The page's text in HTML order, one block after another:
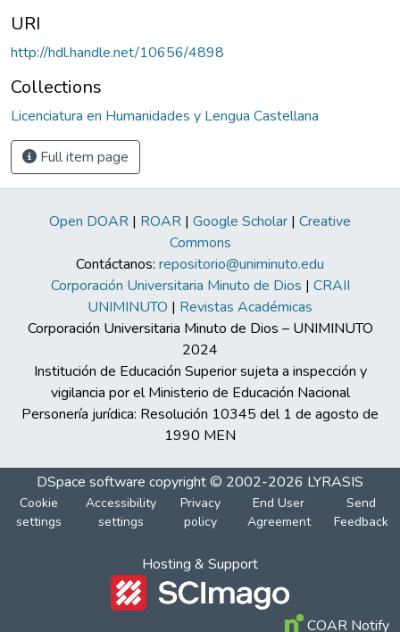
URI
http://hdl.handle.net/10656/4898
Collections
Licenciatura en Humanidades y Lengua Castellana
Full item page
Open DOAR | ROAR | Google Scholar | Creative
Commons
Contáctanos: repositorio@uniminuto.edu
Corporación Universitaria Minuto de Dios | CRAII
UNIMINUTO | Revistas Académicas
Corporación Universitaria Minuto de Dios – UNIMINUTO
2024
Institución de Educación Superior sujeta a inspección y
vigilancia por el Ministerio de Educación Nacional
Personería jurídica: Resolución 10345 del 1 de agosto de
1990 MEN
DSpace software copyright © 2002-2026 LYRASIS
Cookie
settings
Accessibility
settings
Privacy
policy
End User
Agreement
Send
Feedback
Hosting & Support
COAR Notify